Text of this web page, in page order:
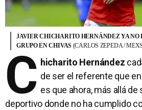
JAVIER CHICHARITO HERNÁNDEZ YA NO
GRUPO EN CHIVAS (CARLOS ZEPEDA /
C hicharito Hernández
de ser el referente que en
es que ahora, más allá
deportivo donde no ha cumplido